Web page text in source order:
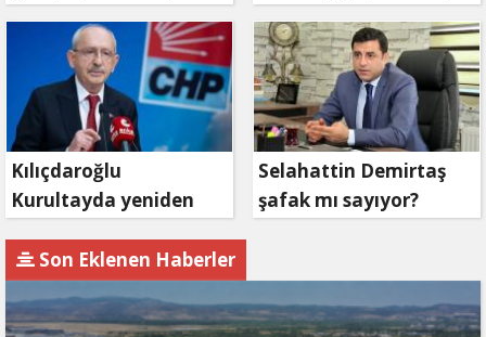
bekleyin
mahkemeye
başvuruyor
Kılıçdaroğlu
Kurultayda yeniden
Selahattin Demirtaş
şafak mı sayıyor?
Son Eklenen Haberler